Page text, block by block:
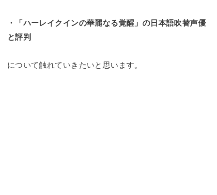
・「ハーレイクインの華麗なる覚醒」の日本語吹替声優
と評判
について触れていきたいと思います。